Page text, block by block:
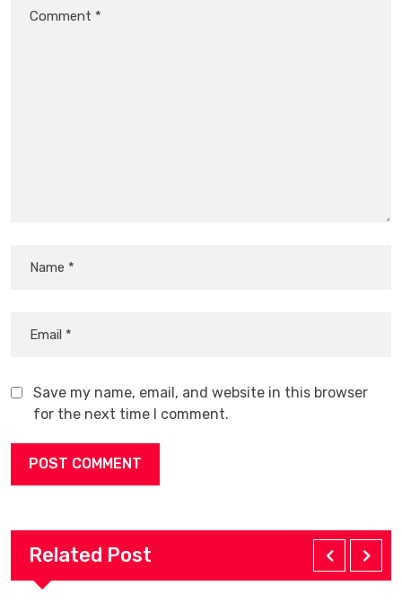
Save my name, email, and website in this browser
for the next time I comment.
Related Post